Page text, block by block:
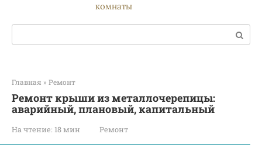
комнаты
Поиск:
Главная » Ремонт
Ремонт крыши из металлочерепицы:
аварийный, плановый, капитальный
На чтение: 18 мин Ремонт